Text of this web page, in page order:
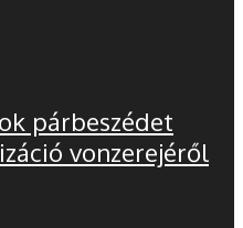
párbeszédet
vonzerejéről